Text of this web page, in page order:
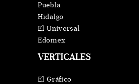
VERTICALES
El Gráfico
Puebla
Hidalgo
El Universal
Edomex